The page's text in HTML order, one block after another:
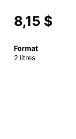
8,15 $
Format
2 litres